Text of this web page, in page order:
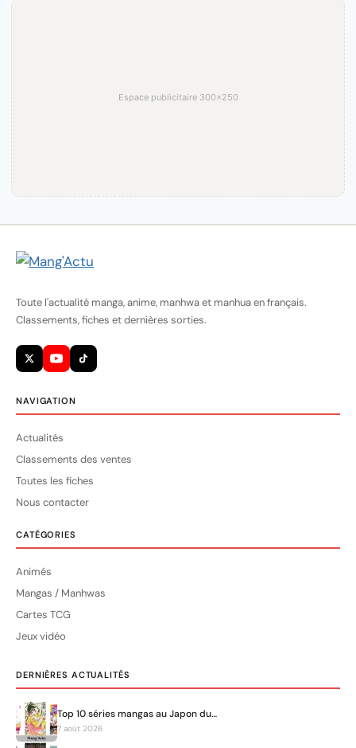
Espace publicitaire 300×250
Toute l'actualité manga, anime, manhwa et manhua en français.
Classements, fiches et dernières sorties.
NAVIGATION
Actualités
Classements des ventes
Toutes les fiches
Nous contacter
CATÉGORIES
Animés
Mangas / Manhwas
Cartes TCG
Jeux vidéo
DERNIÈRES ACTUALITÉS
Top 10 séries mangas au Japon du…
7 août 2026